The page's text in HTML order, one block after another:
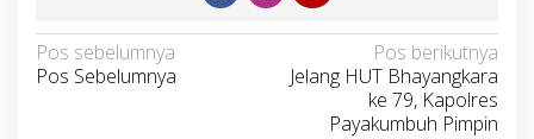
Navigasi
pos
Pos sebelumnya
Pos Sebelumnya
Pos berikutnya
Jelang HUT Bhayangkara
ke 79, Kapolres
Payakumbuh Pimpin